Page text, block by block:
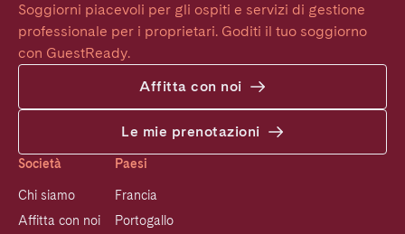
Soggiorni piacevoli per gli ospiti e servizi di gestione
professionale per i proprietari. Goditi il tuo soggiorno
con GuestReady.
Affitta con noi
Le mie prenotazioni
Società
Chi siamo
Affitta con noi
Paesi
Francia
Portogallo